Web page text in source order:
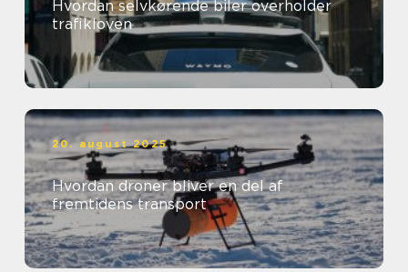
Hvordan selvkørende biler overholder
trafikloven
20. august 2025
Hvordan droner bliver en del af
fremtidens transport